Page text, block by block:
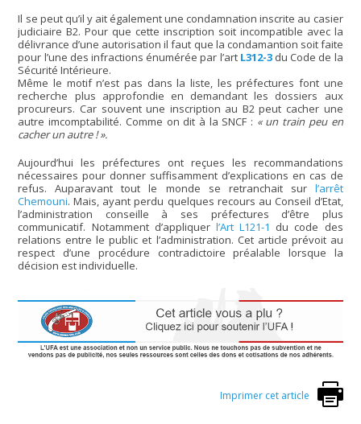
Il se peut qu’il y ait également une condamnation inscrite au casier
judiciaire B2. Pour que cette inscription soit incompatible avec la
délivrance d’une autorisation il faut que la condamantion soit faite
pour l’une des infractions énumérée par l’art L312-3 du Code de la
Sécurité Intérieure.
Même le motif n’est pas dans la liste, les préfectures font une
recherche plus approfondie en demandant les dossiers aux
procureurs. Car souvent une inscription au B2 peut cacher une
autre imcomptabilité. Comme on dit à la SNCF : « un train peu en
cacher un autre ! ».
Aujourd’hui les préfectures ont reçues les recommandations
nécessaires pour donner suffisamment d’explications en cas de
refus. Auparavant tout le monde se retranchait sur l’arrêt
Chemouni. Mais, ayant perdu quelques recours au Conseil d’Etat,
l’administration conseille à ses préfectures d’être plus
communicatif. Notamment d’appliquer l’Art L121-1 du code des
relations entre le public et l’administration. Cet article prévoit au
respect d’une procédure contradictoire préalable lorsque la
décision est individuelle.
Imprimer cet article